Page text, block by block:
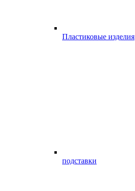
Пластиковые изделия
подставки